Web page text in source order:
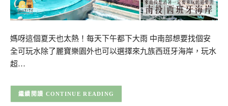
媽呀這個夏天也太熱！每天下午都下大雨 中南部想要找個安
全可玩水除了麗寶樂園外也可以選擇來九族西班牙海岸，玩水
超…
CONTINUE READING